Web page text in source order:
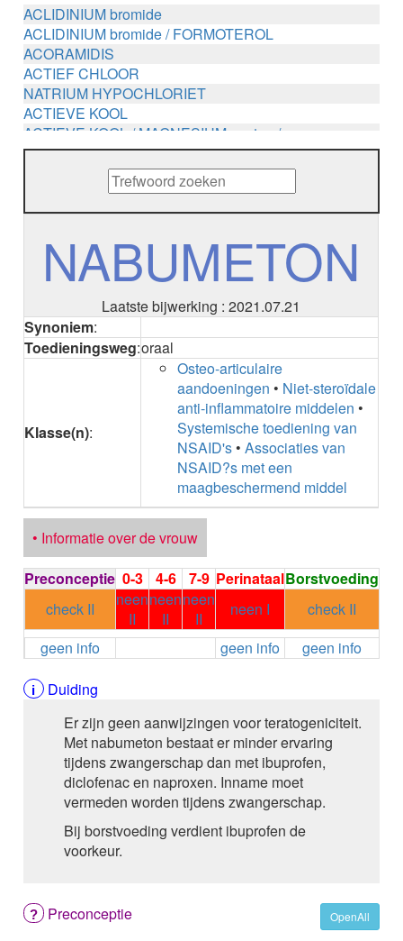
ACLIDINIUM bromide
ACLIDINIUM bromide / FORMOTEROL
ACORAMIDIS
ACTIEF CHLOOR
NATRIUM HYPOCHLORIET
ACTIEVE KOOL
ACTIEVE KOOL / MAGNESIUM zouten /
METHENAMINE
ADALIMUMAB
ADAPALEEN
ADAPALEEN / BENZOYLPEROXIDE
ADENOSINE
AESCINE
AFLIBERCEPT intravitreaal
AFLIBERCEPT parenteraal
ALBIGLUTIDE
ALBUTREPENONACOG ALFA
Stollingsfactor IX; Factor IX
ETHANOL
ALECTINIB
ALEMTUZUMAB
ALENDRONAAT
ALENDRONAAT/VIT D3
ALENDRONAAT / VITAMINE D3 / CACO3
ALFA-1-PROTEINASEREMMER humaan
ALFENTANYL HCl
ALGELDRAAT
ALGINAAT Na / BICARBONAAT Na
ALGINAAT Na / Na BICARBONAAT / CALCIUM
CARBONAAT
ALGINEZUUR
ALGLUCOSIDASE alfa
ALIROCUMAB
ALITRETINOINE
ALMOTRIPTAN
ALOGLIPTINE benzoaat
NABUMETON
Laatste bijwerking : 2021.07.21
Synoniem:
Toedieningsweg:oraal
Klasse(n):
Osteo-articulaire
aandoeningen • Niet-steroïdale
anti-inflammatoire middelen •
Systemische toediening van
NSAID's •Associaties van
NSAID?s met een
maagbeschermend middel
• Informatie over de vrouw
Preconceptie 0-3 4-6 7-9 PerinataalBorstvoeding
check II
neen
II
neen
II
neen
II
neen I
check II
geen info
geen info
geen info
Duiding
Er zijn geen aanwijzingen voor teratogeniciteit.
Met nabumeton bestaat er minder ervaring
tijdens zwangerschap dan met ibuprofen,
diclofenac en naproxen. Inname moet
vermeden worden tijdens zwangerschap.
Bij borstvoeding verdient ibuprofen de
voorkeur.
OpenAll
Preconceptie